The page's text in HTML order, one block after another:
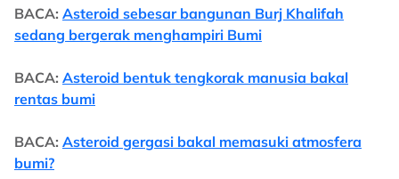
BACA: Asteroid sebesar bangunan Burj Khalifah
sedang bergerak menghampiri Bumi
BACA: Asteroid bentuk tengkorak manusia bakal
rentas bumi
BACA: Asteroid gergasi bakal memasuki atmosfera
bumi?